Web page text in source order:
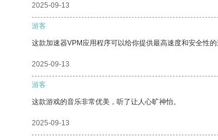
2025-09-13
游客
这款加速器VPM应用程序可以给你提供最高速度和安全性
2025-09-13
游客
这款游戏的音乐非常优美，听了让人心旷神怡。
2025-09-13